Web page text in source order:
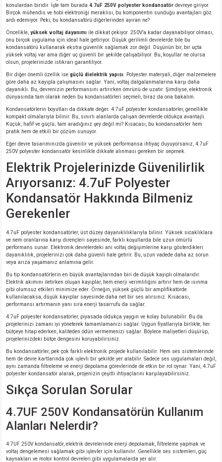
MARKA)
konulardan biridir. İşte tam burada 4.7uF 250V polyester kondansatör devreye giriyor.
Birçok mühendis ve hobi elektroniği meraklısı, bu komponentin sunduğu avantajları göz
ardı edemiyor. Peki, bu kondansatörü diğerlerinden ayıran ne?
Öncelikle, yüksek voltaj dayanımı ile dikkat çekiyor. 250V’a kadar dayanabiliyor olması,
onu birçok uygulama için ideal hale getiriyor. Düşük gerilimli devrelerde bile bu
kondansatörü kullanarak ekstra güvenlik sağlamak zor değil. Düşünün bir, bir uçta
yüksek voltaj var ama diğer uç güvenli bir şekilde çalışabiliyor. Bu, koşullar ne olursa
olsun, projelerinizde istikrarı garantiliyor.
Bir diğer önemli özellik ise güçlü dielektrik yapısı . Polyester materyali, diğer malzemelere
göre daha az kayıpla çalışmasını sağlar. Yani, voltaj dalgalanmalarına karşı daha
dayanıklı. Bu, devrenizin performansını artırırken ömrünü de uzatır. Şimdiyse, elektronik
dünyasında tam olarak neden bu kondansatörleri seçmeli, biraz da ona bakalım.
Kondansatörlerin boyutları da dikkate değer. 4.7uF polyester kondansatörler, genellikle
kompakt olmalarıyla bilinir. Bu, sınırlı alanlarda çalışan devrelerde oldukça avantajlı.
Küçük, hafif ve güçlü; tam aradığınız şey değil mi? Kısacası, bu kondansatörler hem
pratik hem de etkili bir çözüm sunuyor.
Eğer devre tasarımınızda güvenilir ve yüksek performansa ihtiyaç duyuyorsanız, 4.7uF
250V polyester kondansatör kesinlikle dikkate alınması gereken bir seçenek.
Elektrik Projelerinizde Güvenilirlik
Arıyorsanız: 4.7uF Polyester
Kondansatör Hakkında Bilmeniz
Gerekenler
4.7uF polyester kondansatörler, üst düzey dayanıklılıklarıyla bilinir. Yüksek sıcaklıklara
ve nem oranlarına karşı dirençleri sayesinde, farklı koşullarda bile uzun ömürlü
performans sunar. Elektronik devrelerdeki ani voltaj değişimlerine karşı gösterdikleri
dayanıklılık, projelerinizi çok daha güvenli hale getirir. Bu, uzun vadede daha az sorun
veya arıza yaşamanız anlamına gelir.
Bu tip kondansatörlerin en büyük avantajlarından biri de düşük kayıplı olmalarıdır.
Elektrik akımını iletirken oluşan kayıplar, hem enerji verimliliğini artırır hem de ısınma
gibi olumsuz etkileri minimize eder. Örneğin, yüksek güçlü bir amplifikatörde
kullanılacaksa, düşük kayıplar sayesinde daha net bir ses alırsınız. Kısacası,
performansı artırmanın yanı sıra enerji tasarrufu da sağlar.
4.7uF polyester kondansatörler, piyasada oldukça yaygın ve kolay bulunabilir. Bu da
projelerinizi zamanı iyi yöneterek tamamlamanızı sağlar. Uygun fiyatlarıyla birlikte, her
bütçeye hitap ederken, kaliteden ödün vermemenizi sağlar. Böylece maliyetleri düşürüp,
projelerinizdeki bütçe dengesini koruyabilirsiniz.
Bu kondansatörler, pek çok farklı elektronik projede kullanılabilir. Hem ses sistemlerinde
hem de devre kartlarında çok işlevli bir şekilde yer alabilir. Sadece ses uygulamaları değil,
aynı zamanda filtreleme ve enerji depolama görevlerinde de etkin bir rol oynar. Yani, 4.7uF
polyester kondansatör alarak, projenizin çeşitli ihtiyaçlarını karşılayabilirsiniz.
Sıkça Sorulan Sorular
4.7UF 250V Kondansatörün Kullanım
Alanları Nelerdir?
4.7UF 250V kondansatör, elektrik devrelerinde enerji depolamak, filtreleme yapmak ve
voltaj dengelemesi sağlamak gibi işlevler için kullanılır. Genellikle ses sistemleri, güç
kaynakları ve motor kontrol devreleri gibi uygulamalarda yer alır.